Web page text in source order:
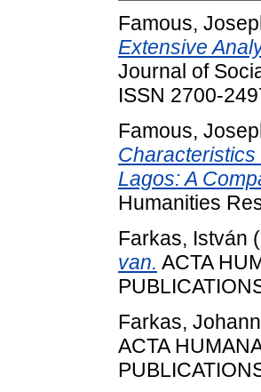
Famous,
Extensive
Journal of
ISSN 2700-
Famous,
Lagos: A
Humanities
Farkas, István
van. ACTA
Farkas,
ACTA